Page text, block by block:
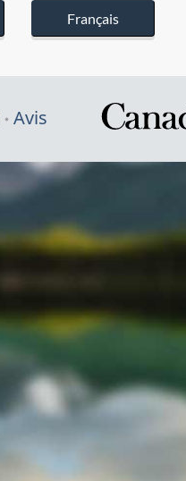
Français
Avis